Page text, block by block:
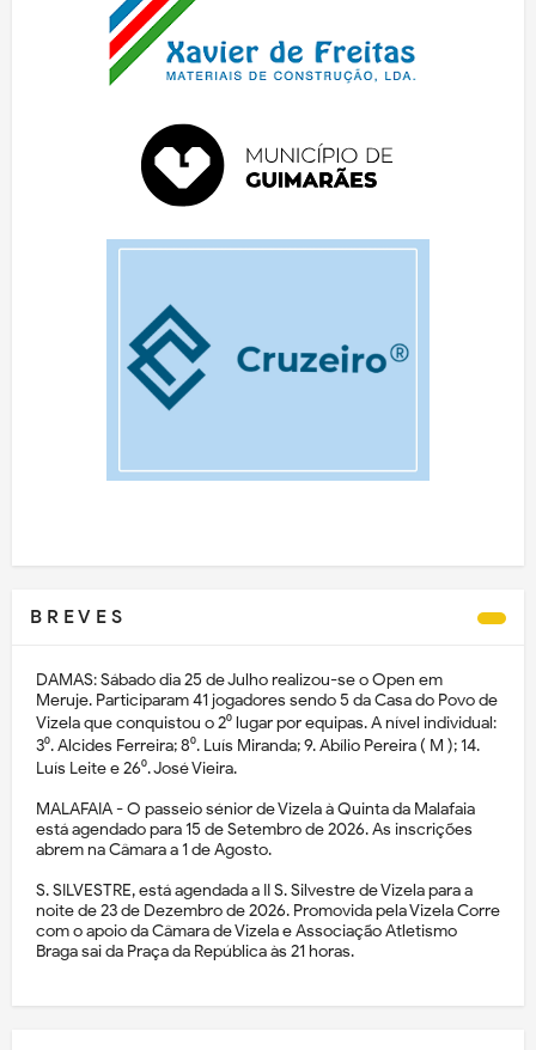
B R E V E S
DAMAS: Sábado dia 25 de Julho realizou-se o Open em
Meruje. Participaram 41 jogadores sendo 5 da Casa do Povo de
Vizela que conquistou o 2⁰ lugar por equipas. A nível individual:
3⁰. Alcides Ferreira; 8⁰. Luís Miranda; 9. Abílio Pereira ( M ); 14.
Luís Leite e 26⁰. José Vieira.
MALAFAIA - O passeio sénior de Vizela à Quinta da Malafaia
está agendado para 15 de Setembro de 2026. As inscrições
abrem na Câmara a 1 de Agosto.
S. SILVESTRE, está agendada a II S. Silvestre de Vizela para a
noite de 23 de Dezembro de 2026. Promovida pela Vizela Corre
com o apoio da Câmara de Vizela e Associação Atletismo
Braga sai da Praça da República às 21 horas.